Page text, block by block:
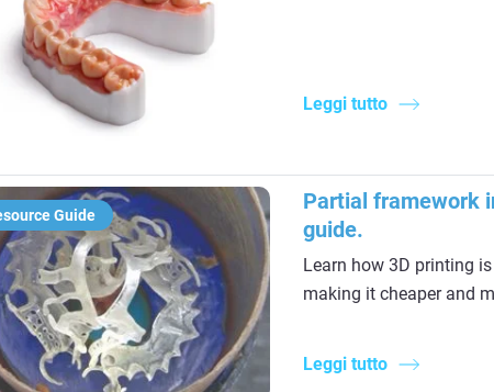
Leggi tutto
Guide
Partial framework
guide.
Learn how 3D printing
making it cheaper and
Leggi tutto